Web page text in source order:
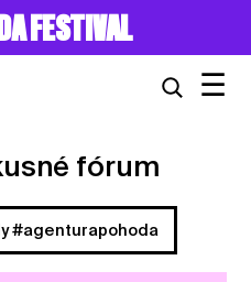
FESTIVAL
☰
fórum
#agenturapohoda